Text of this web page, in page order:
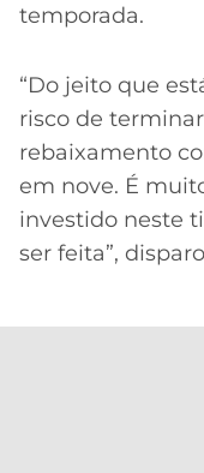
temporada.
“Do jeito que
risco de
rebaixamento
em nove. É
investido neste
ser feita”,